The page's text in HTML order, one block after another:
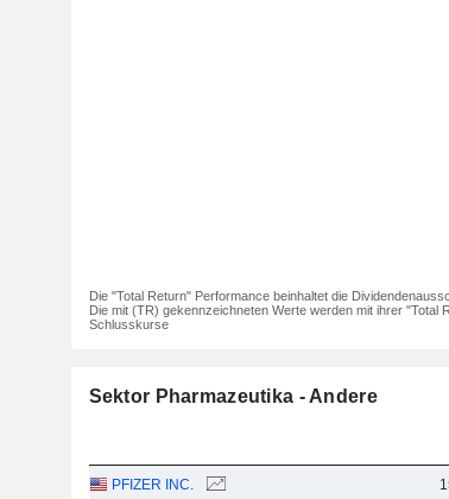
Die "Total Return" Performance beinhaltet die
Die mit (TR) gekennzeichneten Werte werden mit ihrer
Schlusskurse
Sektor Pharmazeutika - Andere
PFIZER INC.